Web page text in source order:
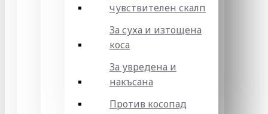
чувствителен скалп
За суха и изтощена
коса
За увредена и
накъсана
Против косопад